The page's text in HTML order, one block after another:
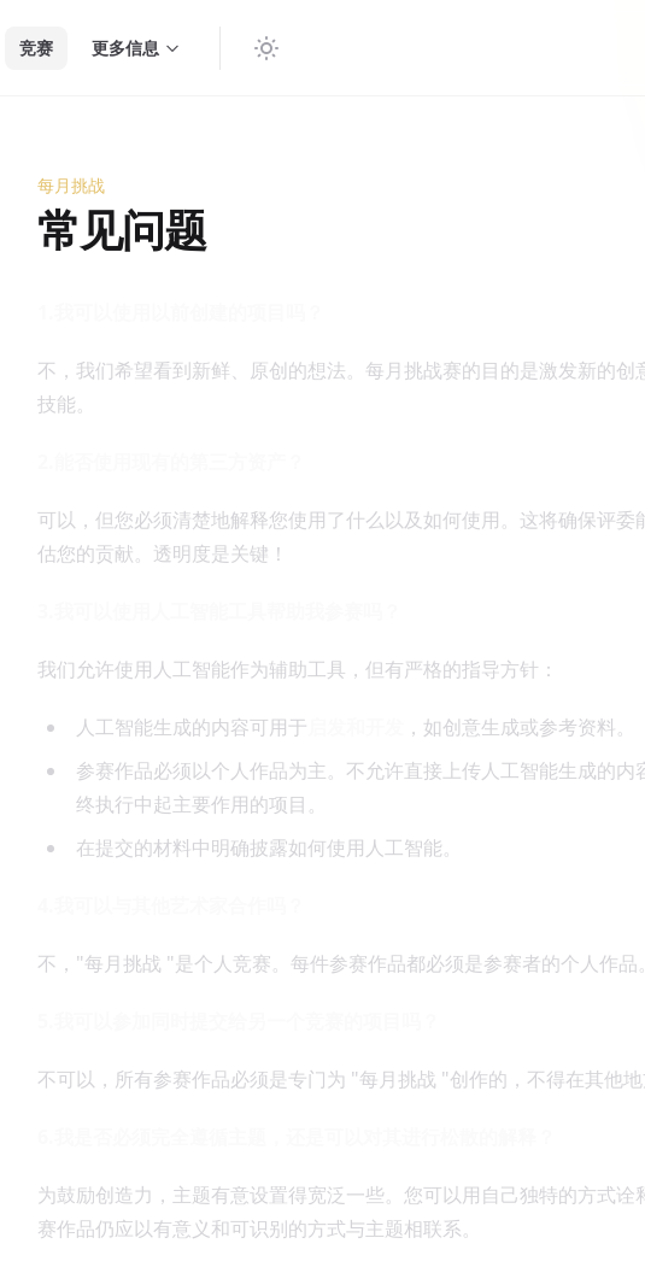
竞赛 更多信息
常见问题
每月挑战
常见问题
不，我们希望看到新鲜、原创的想法。每月挑战赛的目的是激发新的创
技能。
可以，但您必须清楚地解释您使用了什么以及如何使用。这将确保评委
估您的贡献。透明度是关键！
我们允许使用人工智能作为辅助工具，但有严格的指导方针：
人工智能生成的内容可用于
，如创意生成或参考资料。
参赛作品必须以个人作品为主。不允许直接上传人工智能生成的内
终执行中起主要作用的项目。
在提交的材料中明确披露如何使用人工智能。
不，"每月挑战 "是个人竞赛。每件参赛作品都必须是参赛者的个人作品。
不可以，所有参赛作品必须是专门为 "每月挑战 "创作的，不得在其他地
为鼓励创造力，主题有意设置得宽泛一些。您可以用自己独特的方式诠
赛作品仍应以有意义和可识别的方式与主题相联系。